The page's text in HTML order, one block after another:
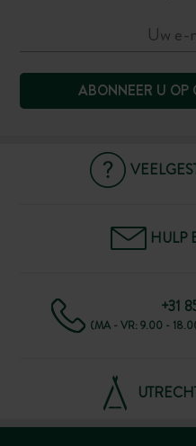
ABONNEER U OP
HULP
+31
(MA - VR: 9.00 -